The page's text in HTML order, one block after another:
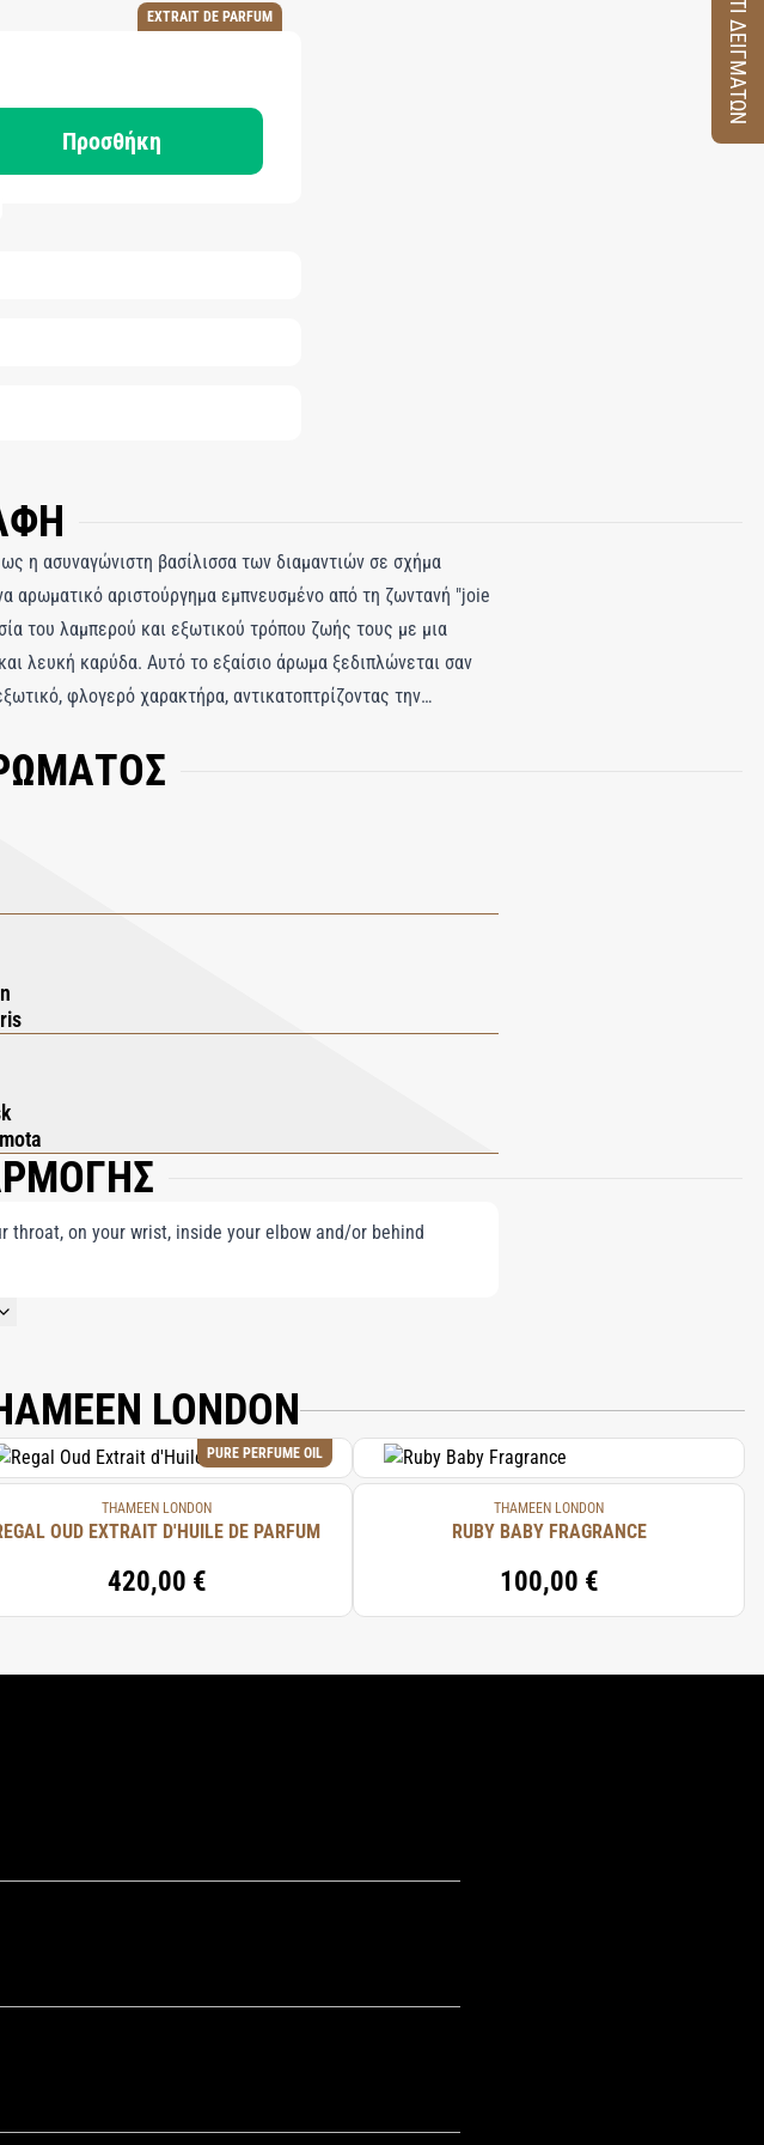
EXTRAIT DE PARFUM
Προσθήκη
η ασυναγώνιστη βασίλισσα των διαμαντιών σε σχήμα
αρωματικό αριστούργημα εμπνευσμένο από τη ζωντανή "joie
του λαμπερού και εξωτικού τρόπου ζωής τους με μια
λευκή καρύδα. Αυτό το εξαίσιο άρωμα ξεδιπλώνεται σαν
φλογερό χαρακτήρα, αντικατοπτρίζοντας την
βανίλια, που αποπνέει κομψότητα, ενώ η τροπική
μια αρωματική πληθωρικότητα που ενσαρκώνει
on your wrist, inside your elbow and/or behind
LONDON
PURE PERFUME OIL
THAMEEN LONDON
OUD EXTRAIT D'HUILE DE PARFUM
420,00 €
THAMEEN LONDON
RUBY BABY FRAGRANCE
100,00 €
ΚΟΥΤΙ ΔΕΙΓΜΑΤΩΝ